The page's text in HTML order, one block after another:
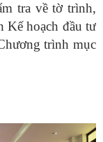
tra vềtờ trình,
Kế hoạch đầu tư
trình mục